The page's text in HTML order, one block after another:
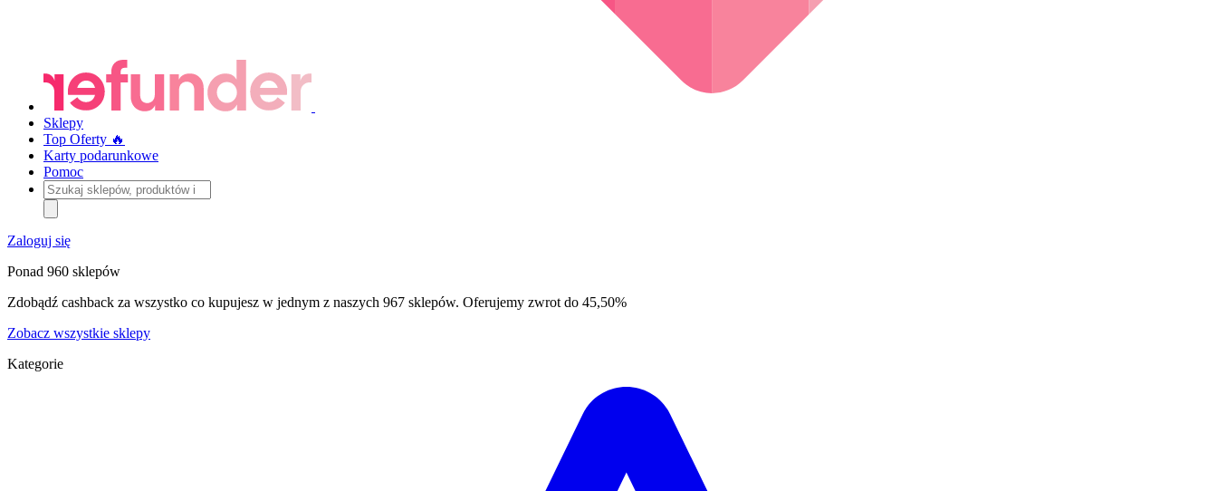
Sklepy
Top Oferty 🔥
Karty podarunkowe
Pomoc
Szukaj
sklepów,
produktów
i
kategorii
Zaloguj się
Ponad 960 sklepów
Zdobądź cashback za wszystko co kupujesz w jednym z naszych 967 sklepów. Oferujemy zwrot do 45,50%
Zobacz wszystkie sklepy
Kategorie